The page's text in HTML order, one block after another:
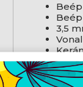
3,5